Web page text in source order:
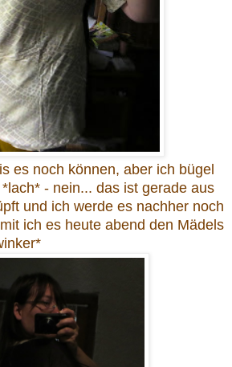
es noch können, aber ich bügel
- nein... das ist gerade aus
und ich werde es nachher noch
ich es heute abend den Mädels